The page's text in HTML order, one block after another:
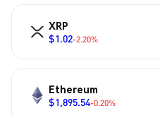
XRP
$1.02-2.20%
Ethereum
$1,895.54-0.20%